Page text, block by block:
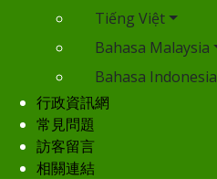
Tiếng Việt
Bahasa Malaysia
Bahasa Indonesia
行政資訊網
常見問題
訪客留言
相關連結